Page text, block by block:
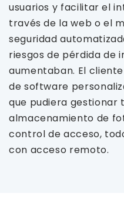
usuarios y facilitar el
través de la web o el
seguridad
riesgos de pérdida de
aumentaban. El
de software
que pudiera gestionar
almacenamiento de
control de acceso,
con acceso remoto.